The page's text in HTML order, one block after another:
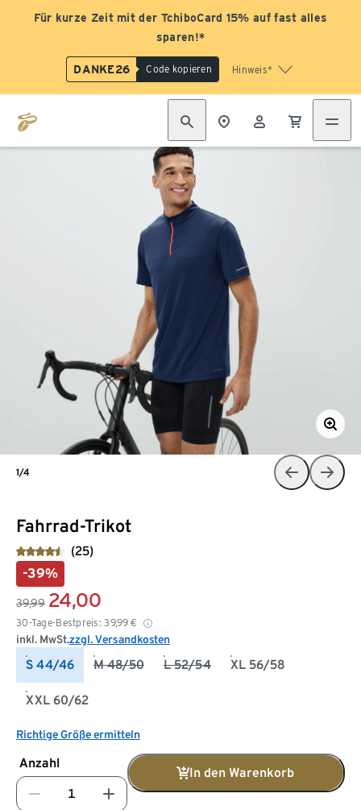
Für kurze Zeit mit der TchiboCard 15% auf fast alles
sparen!*
DANKE26 Code kopieren Hinweis*
Fahrrad-Trikot
(25)
-39%
39,99 24,00
30-Tage-Bestpreis: 39,99 €
inkl. MwSt.zzgl. Versandkosten
S 44/46 M 48/50 L 52/54 XL 56/58
XXL 60/62
Richtige Größe ermitteln
Anzahl
In den Warenkorb
1/4